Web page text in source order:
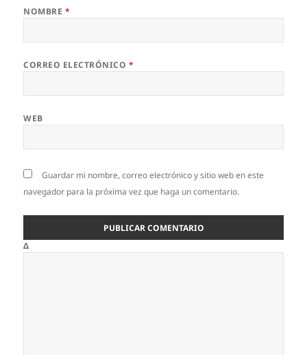
NOMBRE *
CORREO ELECTRÓNICO *
WEB
Guardar mi nombre, correo electrónico y sitio web en este
navegador para la próxima vez que haga un comentario.
Δ